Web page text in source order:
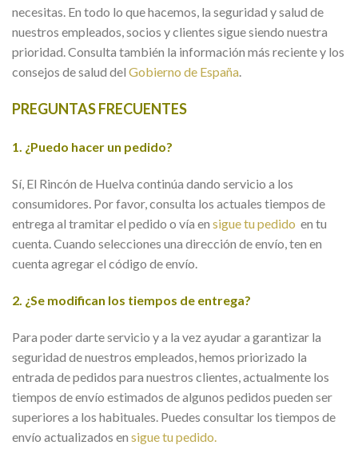
necesitas. En todo lo que hacemos, la seguridad y salud de
nuestros empleados, socios y clientes sigue siendo nuestra
prioridad. Consulta también la información más reciente y los
consejos de salud del Gobierno de España
PREGUNTAS FRECUENTES
1. ¿Puedo hacer un pedido?
Sí, El Rincón de Huelva continúa dando servicio a los
consumidores. Por favor, consulta los actuales tiempos de
entrega al tramitar el pedido o vía en sigue tu pedido en tu
cuenta. Cuando selecciones una dirección de envío, ten en
cuenta agregar el código de envío.
2. ¿Se modifican los tiempos de entrega?
Para poder darte servicio y a la vez ayudar a garantizar la
seguridad de nuestros empleados, hemos priorizado la
entrada de pedidos para nuestros clientes, actualmente los
tiempos de envío estimados de algunos pedidos pueden ser
superiores a los habituales. Puedes consultar los tiempos de
envío actualizados en sigue tu pedido.